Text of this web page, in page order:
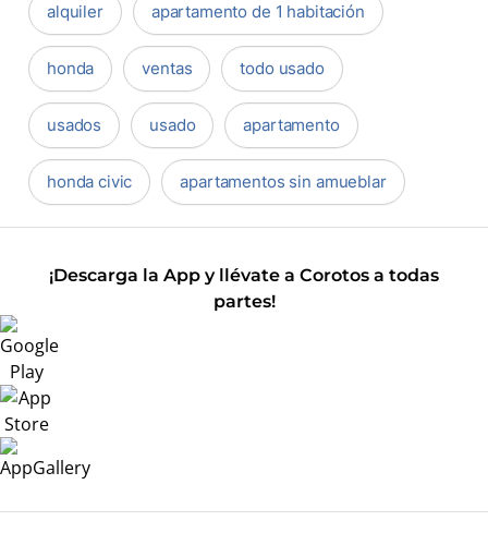
alquiler apartamento de 1 habitación
honda ventas todo usado
usados usado apartamento
honda civic apartamentos sin amueblar
¡Descarga la App y llévate a Corotos a todas
partes!